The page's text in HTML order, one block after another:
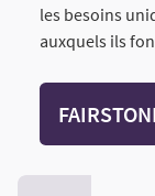
les besoins
auxquels ils